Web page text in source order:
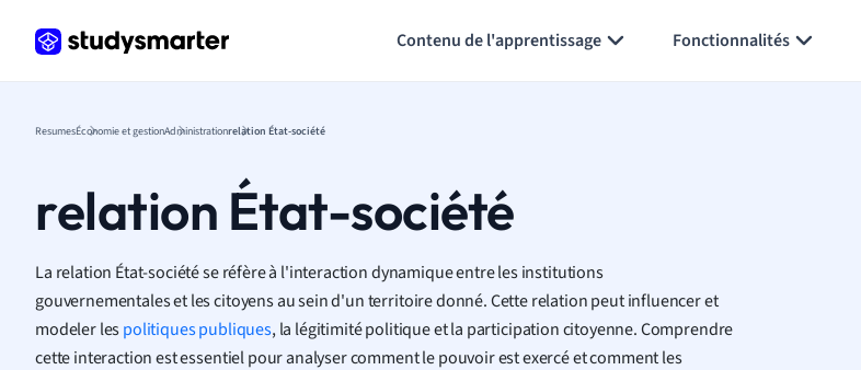
Contenu de l'apprentissage Fonctionnalités
ResumesÉconomie et gestionAdministrationrelation État-société
relation État-société
La relation État-société se réfère à l'interaction dynamique entre les institutions
gouvernementales et les citoyens au sein d'un territoire donné. Cette relation peut influencer et
modeler lespolitiques publiques, la légitimité politique et la participation citoyenne. Comprendre
cette interaction est essentiel pour analyser comment le pouvoir est exercé et comment les